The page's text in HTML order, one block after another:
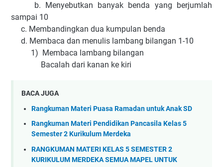
b. Menyebutkan banyak benda yang berjumlah
sampai 10
c. Membandingkan dua kumpulan benda
d. Membaca dan menulis lambang bilangan 1-10
1) Membaca lambang bilangan
Bacalah dari kanan ke kiri
BACA JUGA
Rangkuman Materi Puasa Ramadan untuk Anak SD
Rangkuman Materi Pendidikan Pancasila Kelas 5
Semester 2 Kurikulum Merdeka
RANGKUMAN MATERI KELAS 5 SEMESTER 2
KURIKULUM MERDEKA SEMUA MAPEL UNTUK